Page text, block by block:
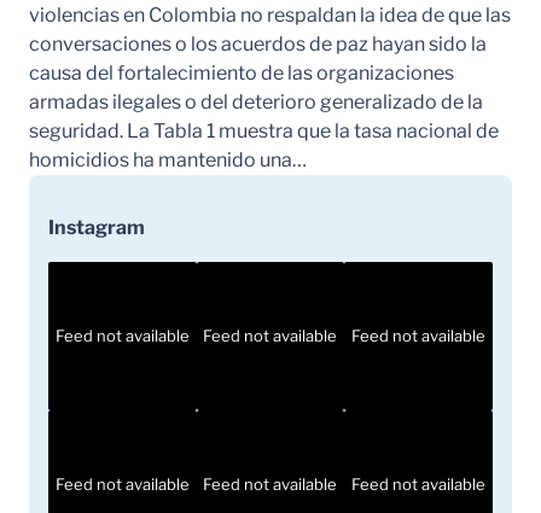
violencias en Colombia no respaldan la idea de que las
conversaciones o los acuerdos de paz hayan sido la
causa del fortalecimiento de las organizaciones
armadas ilegales o del deterioro generalizado de la
seguridad. La Tabla 1 muestra que la tasa nacional de
homicidios ha mantenido una…
Instagram
Feed not available Feed not available Feed not available
Feed not available Feed not available Feed not available